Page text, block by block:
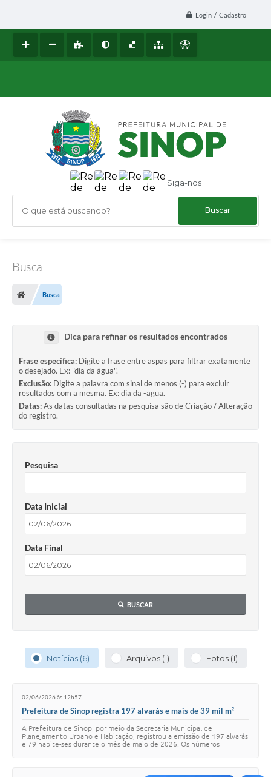
Login / Cadastro
Siga-nos
O que está buscando?
Busca
Busca
Dica para refinar os resultados encontrados
Frase específica: Digite a frase entre aspas para filtrar exatamente
o desejado. Ex: "dia da água".
Exclusão: Digite a palavra com sinal de menos (-) para excluir
resultados com a mesma. Ex: dia da -agua.
Datas:As datas consultadas na pesquisa são de Criação / Alteração
do registro.
Pesquisa
Data Inicial
Data Final
BUSCAR
Notícias (6) Arquivos (1) Fotos (1)
02/06/2026 às 12h57
Prefeitura de Sinop registra 197 alvarás e mais de 39 mil m²
A Prefeitura de Sinop, por meio da Secretaria Municipal de
Planejamento Urbano e Habitação, registrou a emissão de 197 alvarás
e 79 habite-ses durante o mês de maio de 2026. Os números